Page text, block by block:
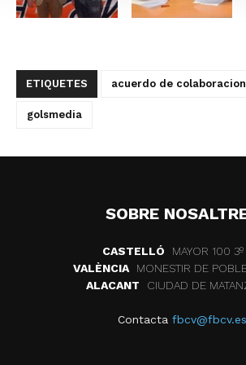
ETIQUETES acuerdo de colaboracion
golsmedia
SOBRE
CASTELLÓ
MAYOR 100 3º
VALÈNCIA
MONESTIR DE
ALACANT
CIUDAD DE
Contacta fbcv@fbcv.es